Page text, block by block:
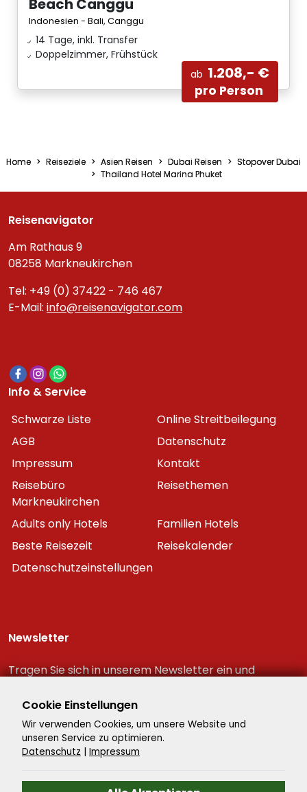
Beach Canggu
Indonesien - Bali, Canggu
14 Tage, inkl. Transfer
Doppelzimmer, Frühstück
ab 1.208,- €
pro Person
Home Reiseziele Asien Reisen Dubai Reisen
Stopover Dubai
Thailand Hotel Marina Phuket
Reisenavigator
Am Rathaus 9
08258 Markneukirchen
Tel: +49 (0) 37422 - 746 467
E-Mail: info@reisenavigator.com
Info & Service
Schwarze Liste
Online Streitbeilegung
AGB
Datenschutz
Impressum
Kontakt
Reisebüro
Markneukirchen
Reisethemen
Adults only Hotels
Familien Hotels
Beste Reisezeit
Reisekalender
Datenschutzeinstellungen
Newsletter
Tragen Sie sich in unserem Newsletter ein und
Reiseschnäppchen!
Cookie Einstellungen
Wir verwenden Cookies, um unsere Website und
unseren Service zu optimieren.
Datenschutz | Impressum